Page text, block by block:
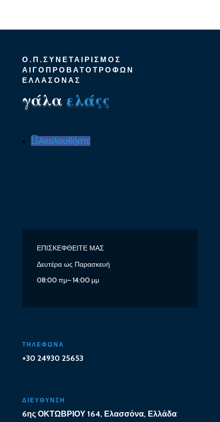
Ο.Π.ΣΥΝΕΤΑΙΡΙΣΜΟΣ
ΑΙΓΟΠΡΟΒΑΤΟΤΡΟΦΩΝ
ΕΛΛΑΣΟΝΑΣ
γάλα ελάςς
Ακολουθήστε
ΕΠΙΣΚΕΦΘΕΙΤΕ ΜΑΣ
Δευτέρα ως Παρασκευή
08:00 πμ– 14:00 μμ
ΤΗΛΕΦΩΝΑ
+30 24930 25653
ΔΙΕΥΘΥΝΣΗ
6ης ΟΚΤΩΒΡΙΟΥ 164, Ελασσόνα, Ελλάδα